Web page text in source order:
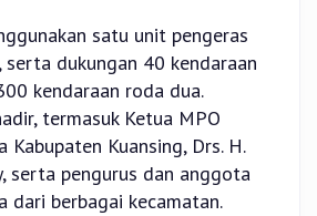
satu unit pengeras
serta dukungan 40 kendaraan
kendaraan roda dua.
termasuk Ketua MPO
Kabupaten Kuansing, Drs. H.
serta pengurus dan anggota
dari berbagai kecamatan.